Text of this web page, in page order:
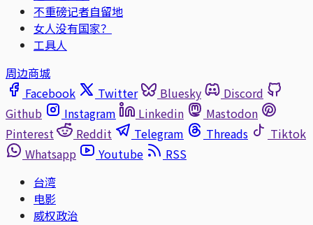
不重磅记者自留地
女人没有国家？
工具人
周边商城
Facebook
Twitter Bluesky
Discord
Github
Instagram Linkedin
Mastodon
Pinterest
Reddit Telegram Threads
Tiktok
Whatsapp
Youtube
RSS
台湾
电影
威权政治